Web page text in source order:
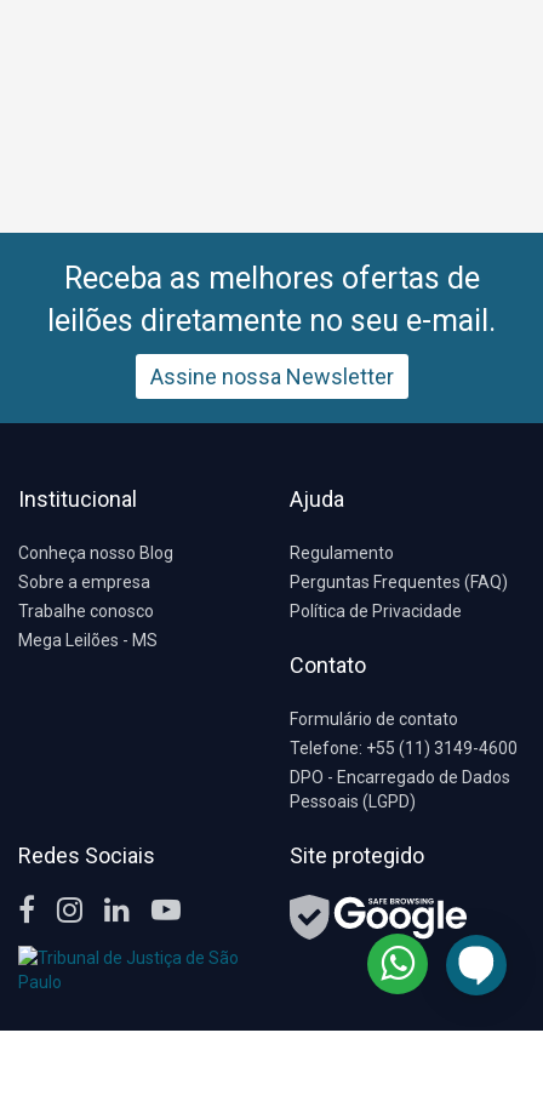
Receba as melhores ofertas de
leilões diretamente no seu e-mail.
Assine nossa Newsletter
Institucional
Conheça nosso Blog
Sobre a empresa
Trabalhe conosco
Mega Leilões - MS
Ajuda
Regulamento
Perguntas Frequentes (FAQ)
Política de Privacidade
Contato
Formulário de contato
Telefone: +55 (11) 3149-4600
DPO - Encarregado de Dados
Pessoais (LGPD)
Redes Sociais Site protegido